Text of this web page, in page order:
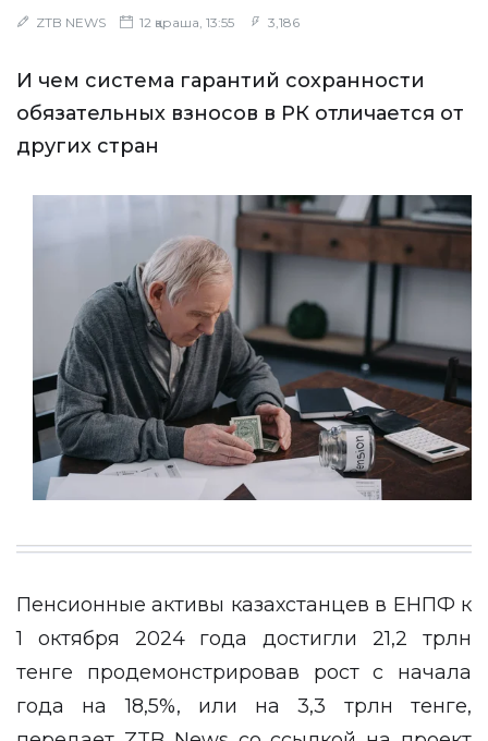
ZTB NEWS 12 қараша, 13:55 3,186
И чем система гарантий сохранности
обязательных взносов в РК отличается от
других стран
Пенсионные активы казахстанцев в ЕНПФ к
1 октября 2024 года достигли 21,2 трлн
тенге продемонстрировав рост с начала
года на 18,5%, или на 3,3 трлн тенге,